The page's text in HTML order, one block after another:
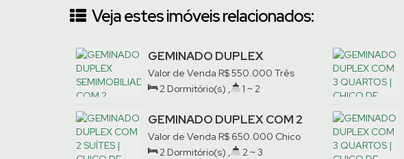
Veja estes imóveis relacionados:
GEMINADO DUPLEX
SEMIMOBILIADO COM 2
QUARTOS | TRÊS RIOS DO
R$550.000
Valor de Venda
Três
Rios do Sul, Jaraguá do Sul, Santa
2 Dormitório(s) ,
1 ~ 2
2Vaga(s)
GEMINADO DUPLEX COM 2
SUÍTES | CHICO DE PAULO
R$650.000
Valor de Venda
Chico
de Paulo, Jaraguá do Sul, Santa
2 Dormitório(s) ,
2 ~ 3